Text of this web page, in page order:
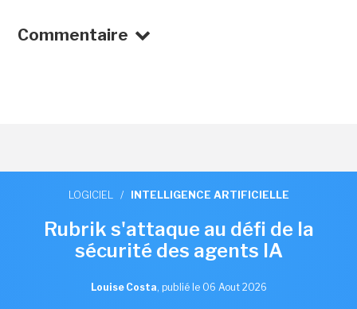
Commentaire
LOGICIEL / INTELLIGENCE ARTIFICIELLE
Rubrik s'attaque au défi de la
sécurité des agents IA
Louise Costa, publié le 06 Aout 2026